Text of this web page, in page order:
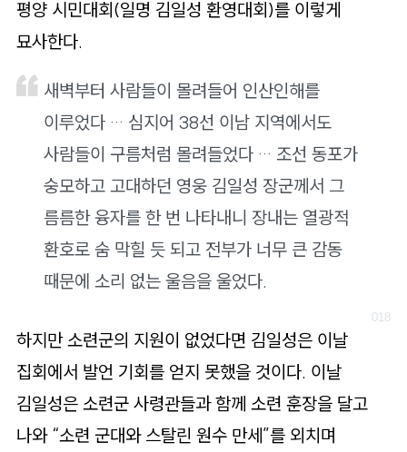
평양 시민대회(일명 김일성 환영대회)를 이렇게
묘사한다.
새벽부터 사람들이 몰려들어 인산인해를
이루었다 … 심지어 38선 이남 지역에서도
사람들이 구름처럼 몰려들었다 … 조선 동포가
숭모하고 고대하던 영웅 김일성 장군께서 그
름름한 융자를 한 번 나타내니 장내는 열광적
환호로 숨 막힐 듯 되고 전부가 너무 큰 감동
때문에 소리 없는 울음을 울었다.
하지만 소련군의 지원이 없었다면 김일성은 이날
집회에서 발언 기회를 얻지 못했을 것이다. 이날
김일성은 소련군 사령관들과 함께 소련 훈장을 달고
나와 “소련 군대와 스탈린 원수 만세”를 외치며